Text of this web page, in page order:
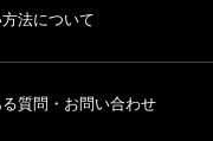
法について
質問・お問い合わせ